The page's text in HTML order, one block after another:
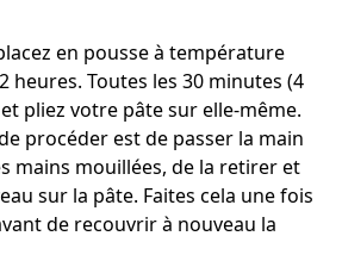
en pousse à température
heures. Toutes les 30 minutes (4
pliez votre pâte sur elle-même.
procéder est de passer la main
mains mouillées, de la retirer et
sur la pâte. Faites cela une fois
de recouvrir à nouveau la